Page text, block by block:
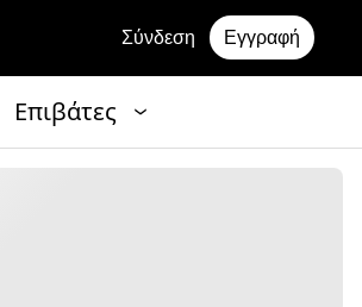
Σύνδεση Εγγραφή
Επιβάτες